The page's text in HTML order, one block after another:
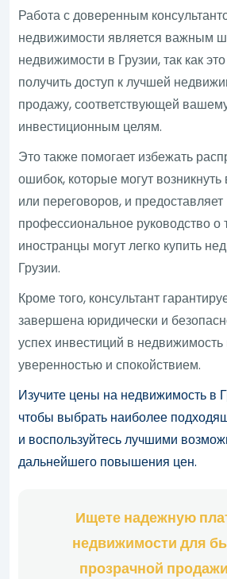
Работа с доверенным
недвижимости является важным
недвижимости в Грузии, так как
получить доступ к лучшей
продажу, соответствующей
инвестиционным целям.
Это также помогает избежать
ошибок, которые могут
или переговоров, и предоставляет
профессиональное руководство о
иностранцы могут легко купить
Грузии.
Кроме того, консультант
завершена юридически и
успех инвестиций в недвижимость
уверенностью и спокойствием.
Изучите цены на недвижимость в
чтобы выбрать наиболее
и воспользуйтесь лучшими
дальнейшего повышения цен.
Ищете надежную
недвижимости для
прозрачной